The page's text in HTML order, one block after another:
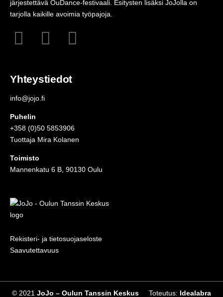
järjestettävä OuDance-festivaali. Esitysten lisäksi JoJolla on
tarjolla kaikille avoimia työpajoja.
Yhteystiedot
info@jojo.fi
Puhelin
+358 (0)50 5853906
Tuottaja Mira Kolanen
Toimisto
Mannenkatu 6 B, 90130 Oulu
Rekisteri- ja tietosuojaseloste
Saavutettavuus
© 2021 JoJo – Oulun Tanssin Keskus Toteutus: Idealabra